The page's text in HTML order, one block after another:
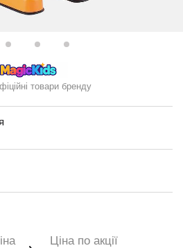
товари бренду
Ціна по акції